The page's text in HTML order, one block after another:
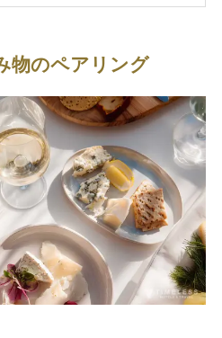
物のペアリング